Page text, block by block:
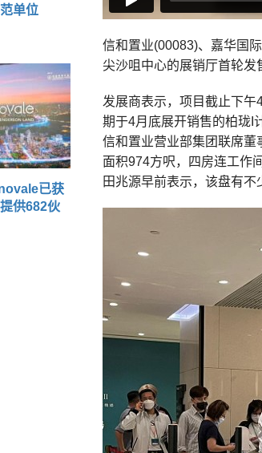
单位
已获
供682伙
信和置业(00083)、嘉华国
尖沙咀中心的展销厅首轮发
发展商表示，项目截止下
期于4月底展开销售的柏珑I
信和置业营业部集团联席董
面积974方呎，四房连工作
田兆源早前表示，该盘有不